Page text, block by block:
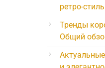
ретро-стиль
Тренды
Общий